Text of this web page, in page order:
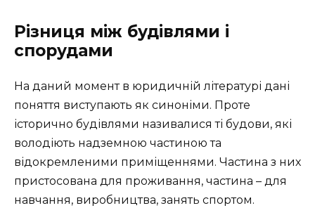
Різниця між будівлями і
спорудами
На даний момент в юридичній літературі дані
поняття виступають як синоніми. Проте
історично будівлями називалися ті будови, які
володіють надземною частиною та
відокремленими приміщеннями. Частина з них
пристосована для проживання, частина – для
навчання, виробництва, занять спортом.